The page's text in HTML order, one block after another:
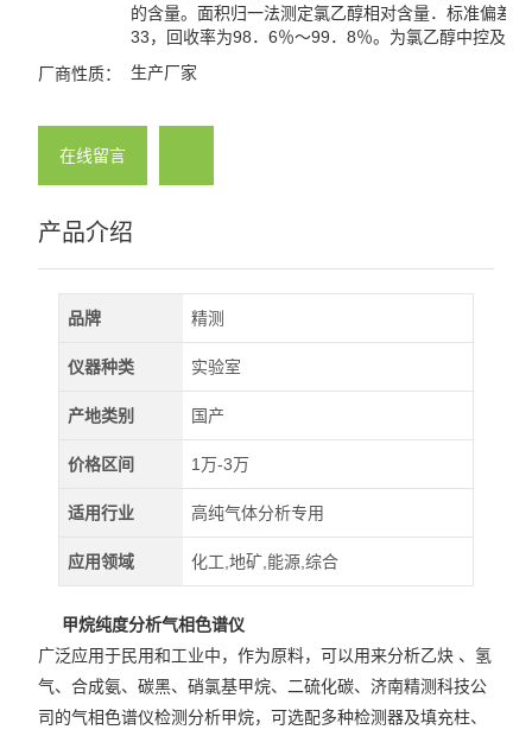
的含量。面积归一法测定氯乙醇相对含量．标准偏差
33，回收率为98．6％～99．8％。为氯乙醇中控及产
厂商性质： 生产厂家
在线留言
产品介绍
品牌 精测
仪器种类 实验室
产地类别 国产
价格区间 1万-3万
适用行业 高纯气体分析专用
应用领域 化工,地矿,能源,综合
甲烷纯度分析气相色谱仪
广泛应用于民用和工业中，作为原料，可以用来分析乙炔 、氢
气、合成氨、碳黑、硝氯基甲烷、二硫化碳、济南精测科技公
司的气相色谱仪检测分析甲烷，可选配多种检测器及填充柱、